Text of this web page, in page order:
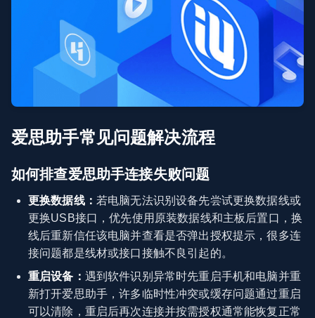
爱思助手常见问题解决流程
如何排查爱思助手连接失败问题
更换数据线： 若电脑无法识别设备先尝试更换数据线或
更换USB接口，优先使用原装数据线和主板后置口，换
线后重新信任该电脑并查看是否弹出授权提示，很多连
接问题都是线材或接口接触不良引起的。
重启设备： 遇到软件识别异常时先重启手机和电脑并重
新打开爱思助手，许多临时性冲突或缓存问题通过重启
可以清除，重启后再次连接并按需授权通常能恢复正常